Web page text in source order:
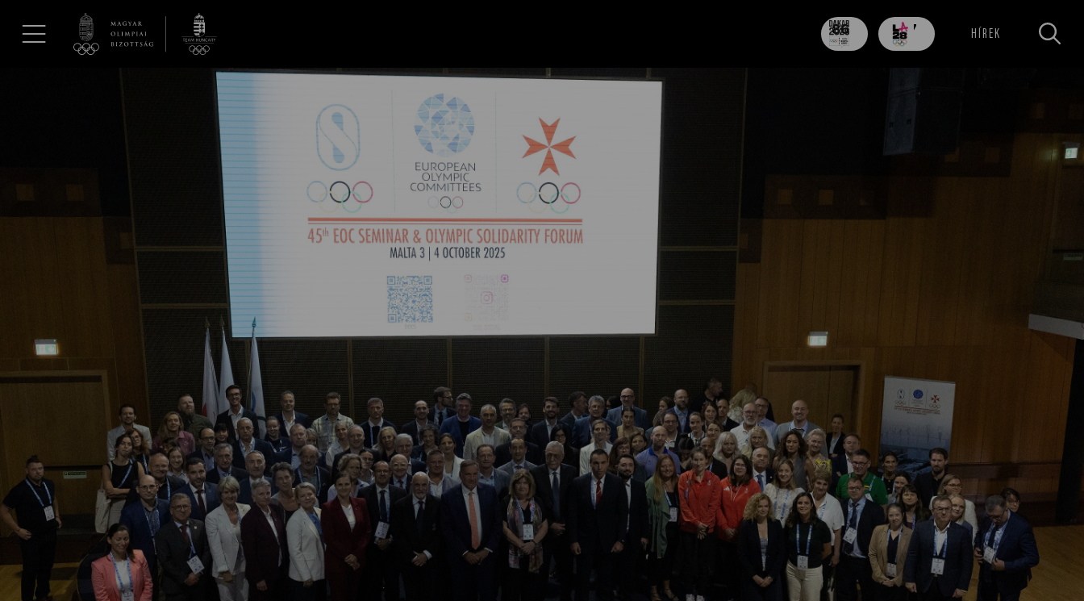
Hírek
Galéria
Dakar 2026
Los Angeles 2028
MOB
Kettőskarrier-program
NOB
Társszervezetek
OVEP
Adatbank
86
nap
707
nap HÍREK